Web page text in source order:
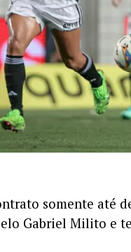
somente até
Gabriel Milito e